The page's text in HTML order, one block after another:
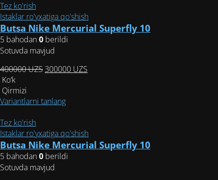
вариаций.
Опции
можно
странице
Tez ko'rish
Istaklar ro'yxatiga qo'shish
Butsa Nike Mercurial Superfly 10
5 bahodan0 berildi
Sotuvda mavjud
400000UZS Первоначальная
400000 UZS.
300000 UZS
Ko‘k
Qirmizi
Variantlarni tanlangЭтот
несколько
вариаций.
Опции
Tez ko'rish
Istaklar ro'yxatiga qo'shish
Butsa Nike Mercurial Superfly 10
5 bahodan0 berildi
Sotuvda mavjud